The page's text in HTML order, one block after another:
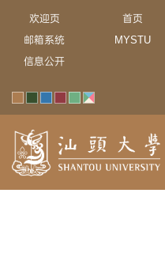
欢迎页 首页
邮箱系统
MYSTU
信息公开